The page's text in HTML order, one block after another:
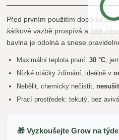
Před prvním použitím
šátkové vazbě prospívá a
bavlna je odolná a snese
Maximální teplota praní:30 °C ,
Nízké otáčky ždímání, ideálně v
Nebělit, chemicky nečistit,
Prací prostředek: tekutý, bez
🎁 Vyzkoušejte Grow na